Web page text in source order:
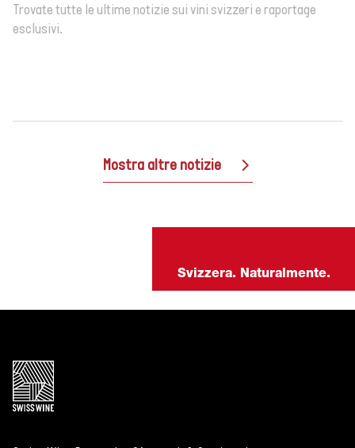
Sei regioni, sei vitigni,
Trovate tutte le ultime notizie sui vini svizzeri e raportage
esclusivi.
Mostra altre notizie
Svizzera. Naturalmente.